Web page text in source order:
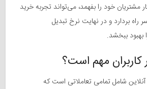
خود را بفهمد، می‌تواند تجربه خرید
سر راه بردارد و در نهایت نرخ تبدیل
کاربران مهم است؟
آنلاین شامل تمامی تعاملاتی است که